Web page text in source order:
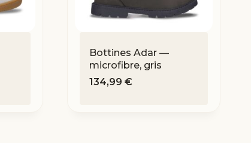
Bottines Adar —
microfibre, gris
134,99€